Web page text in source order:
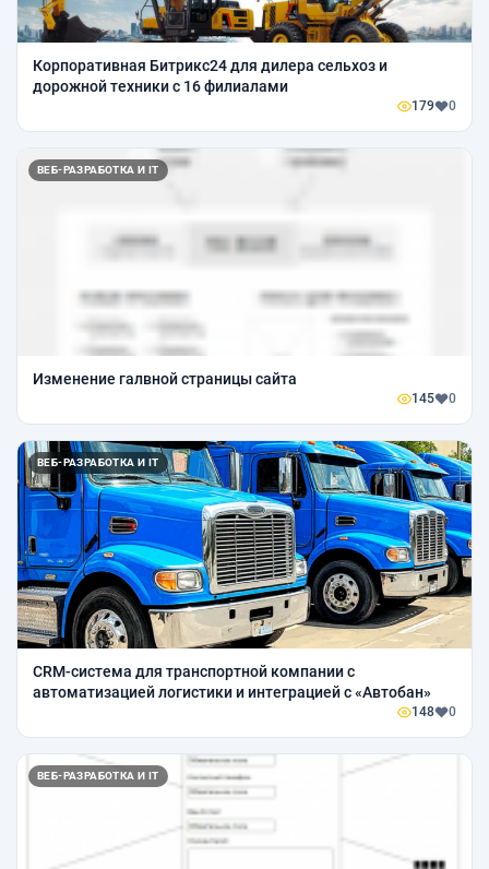
Корпоративная Битрикс24 для дилера сельхоз и
дорожной техники с 16 филиалами
179 0
ВЕБ-РАЗРАБОТКА И IT
Изменение галвной страницы сайта
145 0
ВЕБ-РАЗРАБОТКА И IT
CRM-система для транспортной компании с
автоматизацией логистики и интеграцией с «Автобан»
148 0
ВЕБ-РАЗРАБОТКА И IT